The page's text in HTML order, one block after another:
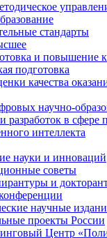
стандарты
и повышение
подготовка
качества
научно-
разработок в
интеллекта
науки и инноваций
советы
и
научные
проекты России
Центр